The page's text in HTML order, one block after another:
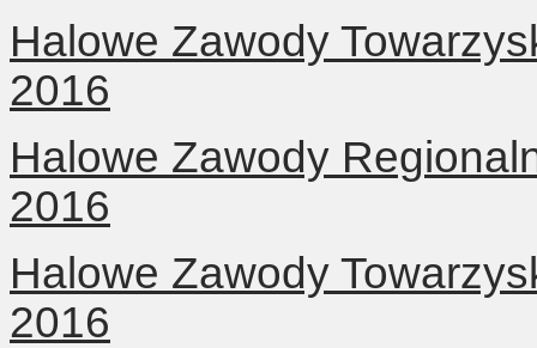
Halowe Zawody
2016
Halowe Zawody
2016
Halowe Zawody
2016